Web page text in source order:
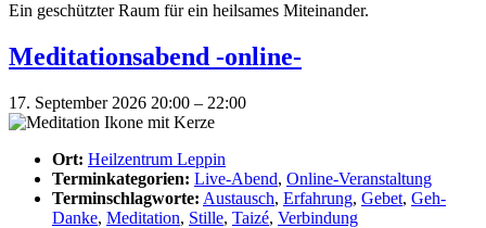
Ein geschützter Raum für ein heilsames Miteinander.
Meditationsabend -online-
17. September 2026 20:00 – 22:00
Ort: Heilzentrum Leppin
Terminkategorien: Live-Abend, Online-Veranstaltung
Terminschlagworte: Austausch, Erfahrung, Gebet, Geh-
Danke, Meditation, Stille, Taizé, Verbindung